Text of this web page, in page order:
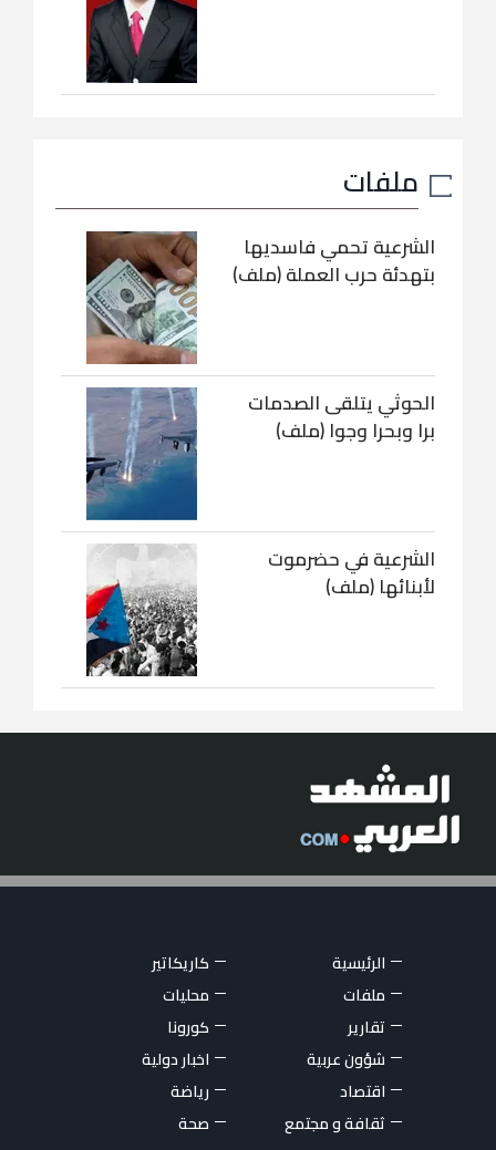
ملفات
الشرعية تحمي فاسديها
بتهدئة حرب العملة (ملف)
الحوثي يتلقى الصدمات
برا وبحرا وجوا (ملف)
الشرعية في حضرموت
لأبنائها (ملف)
الرئيسية
كاريكاتير
ملفات
محليات
تقارير
كورونا
شؤون عربية
اخبار دولية
اقتصاد
رياضة
ثقافة و مجتمع
صحة